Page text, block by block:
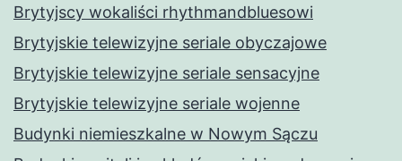
Brytyjscy wokaliści rhythmandbluesowi
Brytyjskie telewizyjne seriale obyczajowe
Brytyjskie telewizyjne seriale sensacyjne
Brytyjskie telewizyjne seriale wojenne
Budynki niemieszkalne w Nowym Sączu